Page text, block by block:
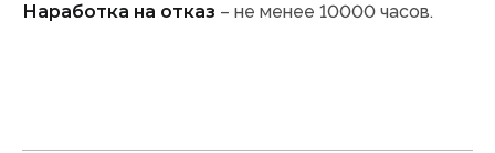
Наработка на отказ – не менее 10000 часов.